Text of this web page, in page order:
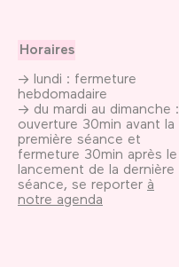
Horaires
→ lundi : fermeture
hebdomadaire
→ du mardi au dimanche :
ouverture 30min avant la
première séance et
fermeture 30min après le
lancement de la dernière
séance, se reporter à
notre agenda